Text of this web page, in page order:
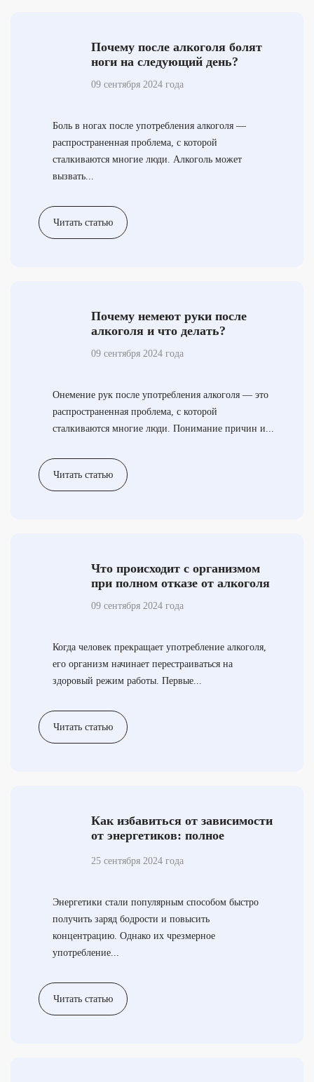
Почему после алкоголя болят
ноги на следующий день?
09 сентября 2024 года
Боль в ногах после употребления алкоголя —
распространенная проблема, с которой
сталкиваются многие люди. Алкоголь может
вызвать...
Читать статью
Почему немеют руки после
алкоголя и что делать?
09 сентября 2024 года
Онемение рук после употребления алкоголя — это
распространенная проблема, с которой
сталкиваются многие люди. Понимание причин и...
Читать статью
Что происходит с организмом
при полном отказе от алкоголя
09 сентября 2024 года
Когда человек прекращает употребление алкоголя,
его организм начинает перестраиваться на
здоровый режим работы. Первые...
Читать статью
Как избавиться от зависимости
от энергетиков: полное
25 сентября 2024 года
Энергетики стали популярным способом быстро
получить заряд бодрости и повысить
концентрацию. Однако их чрезмерное
употребление...
Читать статью